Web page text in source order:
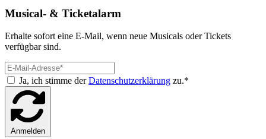
Musical- & Ticketalarm
Erhalte sofort eine E-Mail, wenn neue Musicals oder Tickets
verfügbar sind.
Ja, ich stimme derDatenschutzerklärung zu.*
Anmelden